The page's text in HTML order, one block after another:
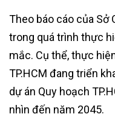
Theo báo cáo của Sở
trong quá trình thực
mắc. Cụ thể, thực
TP.HCM đang triển
dự án Quy hoạch
nhìn đến năm 2045.